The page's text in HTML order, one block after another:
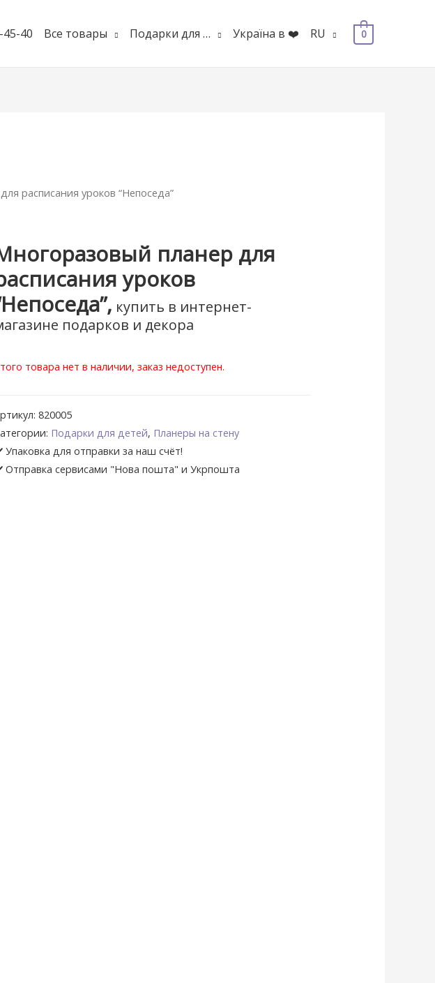
45-40 Все товары Подарки для … Україна в ❤️ RU 0
расписания уроков “Непоседа”
планер для
уроков
купить в интернет-
подарков и декора
товара нет в наличии, заказ недоступен.
820005
Подарки для детей, Планеры на стену
Упаковка для отправки за наш счёт!
Отправка сервисами "Нова пошта" и Укрпошта